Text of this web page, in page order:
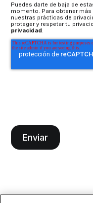
Puedes darte de baja de
momento. Para obtener
nuestras prácticas de
proteger y respetar tu
privacidad.